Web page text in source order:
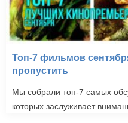
Топ-7 фильмов
пропустить
Мы собрали топ-7 самых
которых заслуживает